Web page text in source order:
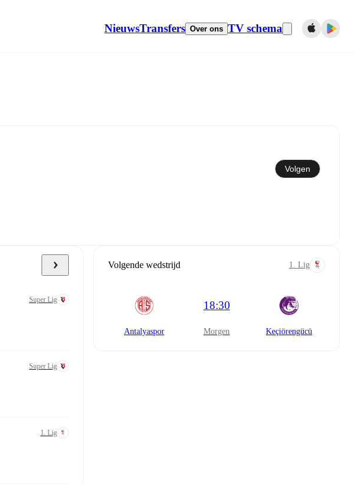
NieuwsTransfers Over ons TV schema
Volgen
Super Lig
Super Lig
1. Lig
Volgende wedstrijd 1. Lig
Antalyaspor
18:30
morgen Keçiörengücü